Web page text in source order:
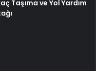
Taşıma ve Yol Yardım